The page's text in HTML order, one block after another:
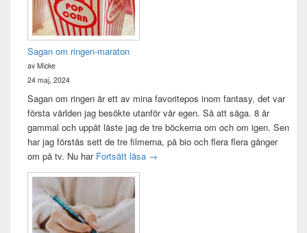
Sagan om ringen-maraton
av Micke
24 maj, 2024
Sagan om ringen är ett av mina favoritepos inom fantasy, det var
första världen jag besökte utanför vår egen. Så att säga. 8 år
gammal och uppåt läste jag de tre böckerna om och om igen. Sen
har jag förstås sett de tre filmerna, på bio och flera flera gånger
om på tv. Nu har Fortsätt läsa Sagan om ringen-maraton
→